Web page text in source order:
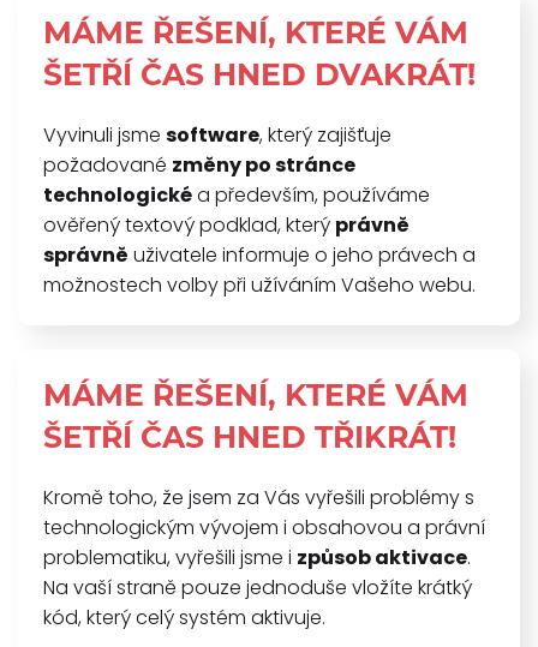
MÁME ŘEŠENÍ, KTERÉ VÁM
ŠETŘÍ ČAS HNED DVAKRÁT!
Vyvinuli jsme software, který zajišťuje
požadované změny po stránce
technologickéa především, používáme
ověřený textový podklad, který právně
správně uživatele informuje o jeho právech a
možnostech volby při užíváním Vašeho webu.
MÁME ŘEŠENÍ, KTERÉ VÁM
ŠETŘÍ ČAS HNED TŘIKRÁT!
Kromě toho, že jsem za Vás vyřešili problémy s
technologickým vývojem i obsahovou a právní
problematiku, vyřešili jsme i způsob aktivace.
Na vaší straně pouze jednoduše vložíte krátký
kód, který celý systém aktivuje.